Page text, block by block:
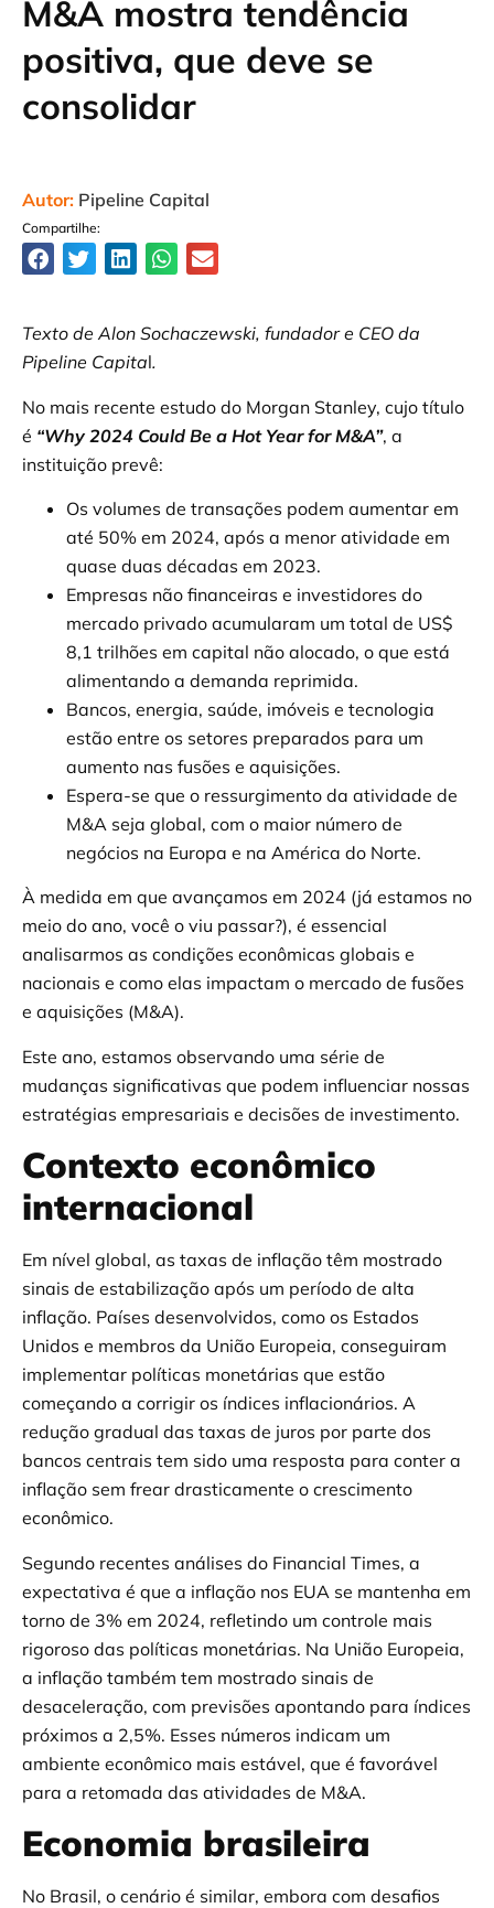
M&A mostra tendência
positiva, que deve se
consolidar
Autor: Pipeline Capital
Compartilhe:
Texto de Alon Sochaczewski, fundador e CEO da
Pipeline Capital.
No mais recente estudo do Morgan Stanley, cujo título
é “Why 2024 Could Be a Hot Year for M&A”, a
instituição prevê:
Os volumes de transações podem aumentar em
até 50% em 2024, após a menor atividade em
quase duas décadas em 2023.
Empresas não financeiras e investidores do
mercado privado acumularam um total de US$
8,1 trilhões em capital não alocado, o que está
alimentando a demanda reprimida.
Bancos, energia, saúde, imóveis e tecnologia
estão entre os setores preparados para um
aumento nas fusões e aquisições.
Espera-se que o ressurgimento da atividade de
M&A seja global, com o maior número de
negócios na Europa e na América do Norte.
À medida em que avançamos em 2024 (já estamos no
meio do ano, você o viu passar?), é essencial
analisarmos as condições econômicas globais e
nacionais e como elas impactam o mercado de fusões
e aquisições (M&A).
Este ano, estamos observando uma série de
mudanças significativas que podem influenciar nossas
estratégias empresariais e decisões de investimento.
Contexto econômico
internacional
Em nível global, as taxas de inflação têm mostrado
sinais de estabilização após um período de alta
inflação. Países desenvolvidos, como os Estados
Unidos e membros da União Europeia, conseguiram
implementar políticas monetárias que estão
começando a corrigir os índices inflacionários. A
redução gradual das taxas de juros por parte dos
bancos centrais tem sido uma resposta para conter a
inflação sem frear drasticamente o crescimento
econômico.
Segundo recentes análises do Financial Times, a
expectativa é que a inflação nos EUA se mantenha em
torno de 3% em 2024, refletindo um controle mais
rigoroso das políticas monetárias. Na União Europeia,
a inflação também tem mostrado sinais de
desaceleração, com previsões apontando para índices
próximos a 2,5%. Esses números indicam um
ambiente econômico mais estável, que é favorável
para a retomada das atividades de M&A.
Economia brasileira
No Brasil, o cenário é similar, embora com desafios